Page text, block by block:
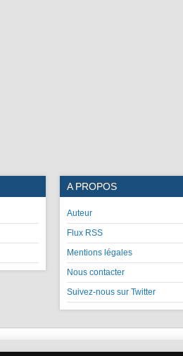
A PROPOS
Auteur
Flux RSS
Mentions légales
Nous contacter
Suivez-nous sur Twitter